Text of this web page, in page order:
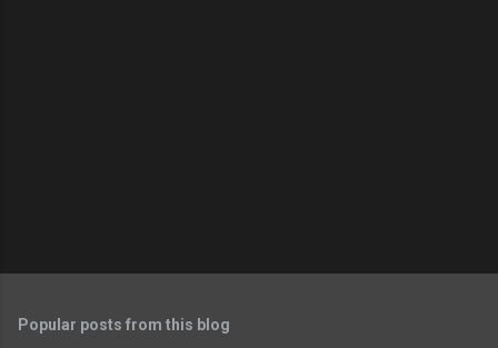
Popular posts from this blog